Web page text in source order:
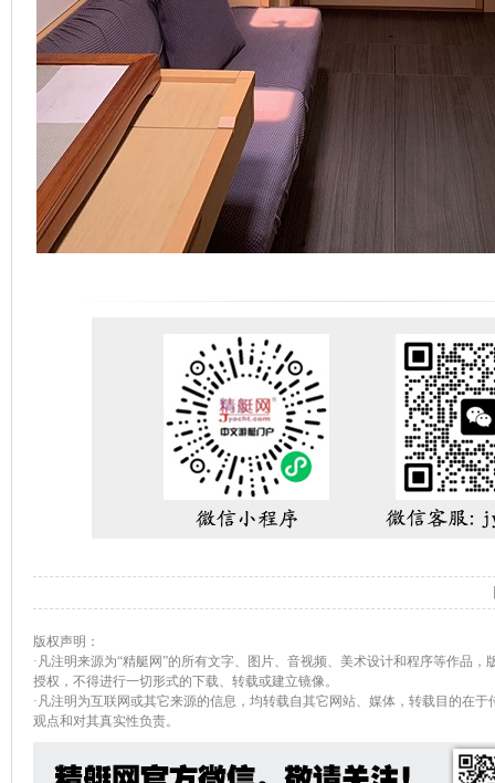
版权声明：
·凡注明来源为“精艇网”的所有文字、图片、音视频、美术设计和程序等作品
授权，不得进行一切形式的下载、转载或建立镜像。
·凡注明为互联网或其它来源的信息，均转载自其它网站、媒体，转载目的在
观点和对其真实性负责。